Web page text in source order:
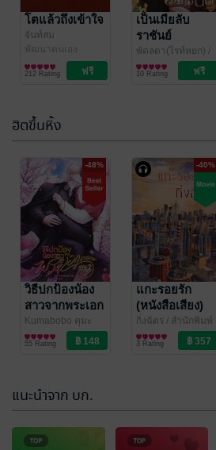
โตแล้วถึงเข้าใจ
จันท์สม
พัฒนาตนเอง
212 Rating
เป็นเมียลับ
ราชันย์
พัดลดา(ไรท์หยก) /
รัศมีสีทองอักษร
นิยายรัก
10 Rating
เราไม่มีเวลา
ตลอดไป
พีท_สุวพิชญ์
พัฒนาตนเอง
10 Rating
อ่านฟรีจำกัดเวลา
อุ้มรักตราใจ
เอมมาลี/ ริญวาริ
นทร์
นิยายโรมานซ์
22 Rating
ฮิตขึ้นหิ้ง
-48%
วิธีปกป้องน้อง
สาวจากพระเอก
ธงแดง เล่ม 2
(เล่มจบ)
Kumabobo คุมะ
นิยายวาย Boy
Love / Yaoi
55 Rating
-40%
แกะรอยรัก
(หนังสือเสียง)
กิ่งฉัตร / สำนักพิมพ์
ลูกองุ่น
นิยายรัก
3 Rating
-53%
แนะนำจาก บก.